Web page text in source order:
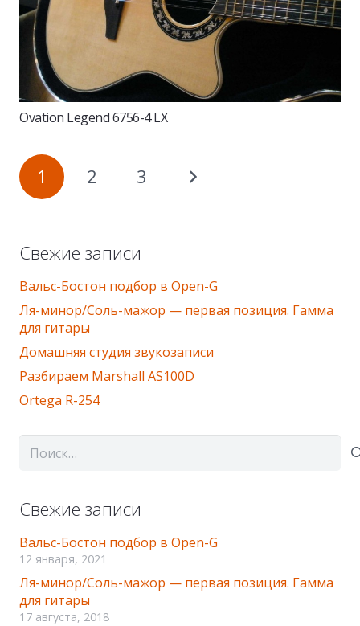
Ovation Legend 6756-4 LX
1 2 3
Свежие записи
Вальс-Бостон подбор в Оpen-G
Ля-минор/Соль-мажор — первая позиция. Гамма
для гитары
Домашняя студия звукозаписи
Разбираем Marshall AS100D
Ortega R-254
Найти:
Свежие записи
Вальс-Бостон подбор в Оpen-G
12 января, 2021
Ля-минор/Соль-мажор — первая позиция. Гамма
для гитары
17 августа, 2018